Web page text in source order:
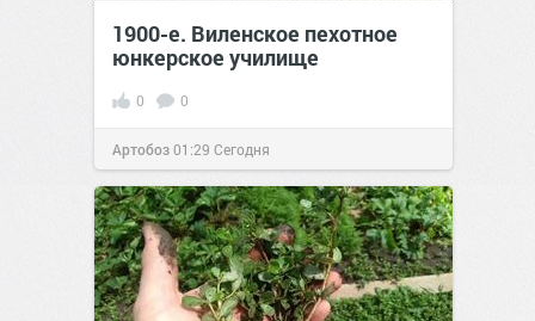
1900-е. Виленское пехотное
юнкерское училище
0 0
Артобоз01:29 Сегодня